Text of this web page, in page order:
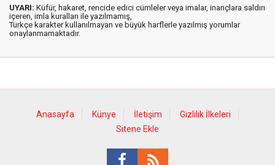
UYARI: Küfür, hakaret, rencide edici cümleler veya imalar, inançlara saldırı
içeren, imla kuralları ile yazılmamış,
Türkçe karakter kullanılmayan ve büyük harflerle yazılmış yorumlar
onaylanmamaktadır.
Anasayfa Künye İletişim
Gizlilik İlkeleri
Sitene Ekle